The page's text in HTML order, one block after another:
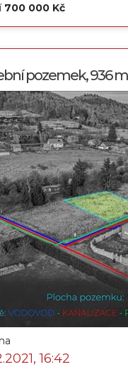
700 000 Kč
pozemek, 936
16:42